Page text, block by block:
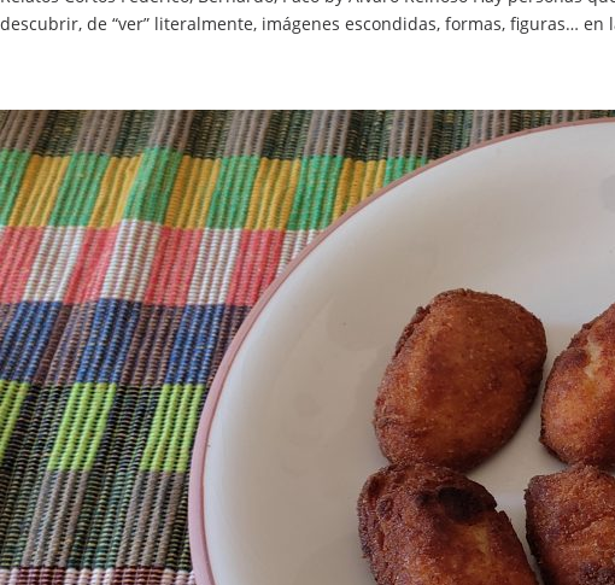
descubrir, de “ver” literalmente, imágenes escondidas, formas, figuras… en